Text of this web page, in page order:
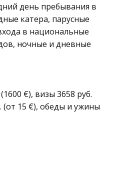
день пребывания в
катера, парусные
в национальные
ночные и дневные
€), визы 3658 руб.
(от 15 €), обеды и ужины